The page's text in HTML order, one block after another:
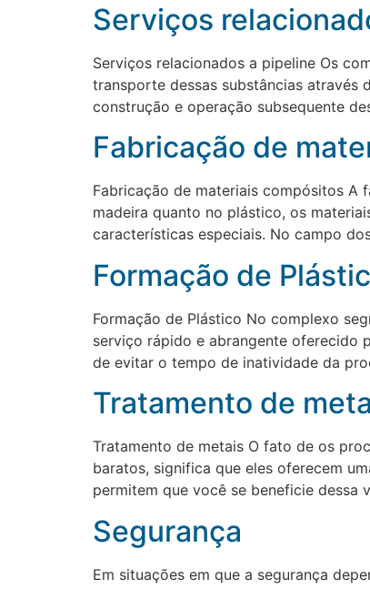
Serviços
Serviços relacionados a pipeline Os
transporte dessas substâncias através
construção e operação subsequente
Fabricação de
Fabricação de materiais compósitos A
madeira quanto no plástico, os
características especiais. No campo
Formação de
Formação de Plástico No complexo
serviço rápido e abrangente oferecido
de evitar o tempo de inatividade da
Tratamento de
Tratamento de metais O fato de os
baratos, significa que eles oferecem
permitem que você se beneficie dessa
Segurança
Em situações em que a segurança